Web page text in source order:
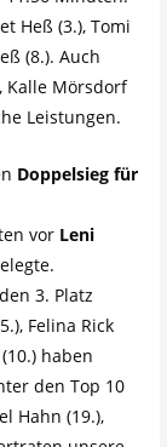
Heß (3.), Tomi
(8.). Auch
Kalle Mörsdorf
Leistungen.
Doppelsieg für
vor Leni
3. Platz
Felina Rick
haben
den Top 10
Hahn (19.),